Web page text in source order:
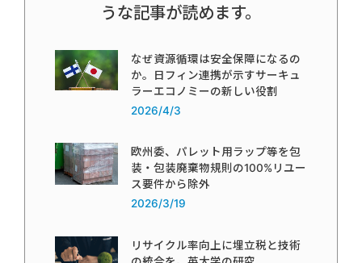
うな記事が読めます。
なぜ資源循環は安全保障になるの
か。日フィン連携が示すサーキュ
ラーエコノミーの新しい役割
2026/4/3
欧州委、パレット用ラップ等を包
装・包装廃棄物規則の100%リユー
ス要件から除外
2026/3/19
リサイクル率向上に埋立税と技術